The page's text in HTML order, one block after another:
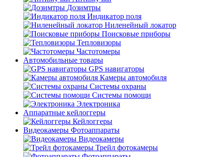
Дозимтры
Индикатор поля
Ниленейный локатор
Поисковые приборы
Тепловизоры
Частотомеры
Автомобильные товары
GPS навигаторы
Камеры автомобиля
Системы охраны
Системы помощи
Электроника
Аппаратные кейлоггеры
Кейлоггеры
Видеокамеры Фотоаппараты
Видеокамеры
Трейл фотокамеры